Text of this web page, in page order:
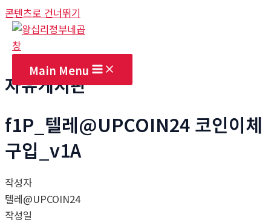
콘텐츠로 건너뛰기
Main Menu
자유게시판
f1P_텔레@UPCOIN24 코인이체
구입_v1A
작성자
텔레@UPCOIN24
작성일